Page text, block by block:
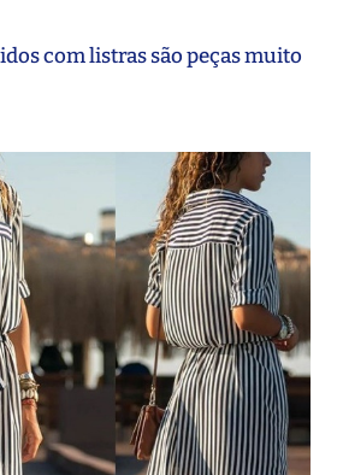
com listras são peças muito